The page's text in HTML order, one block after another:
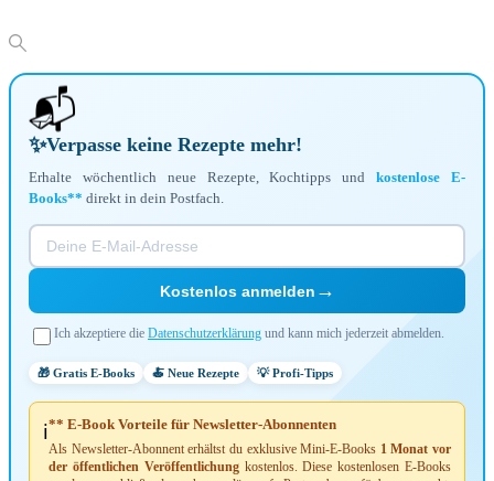
📬
✨Verpasse keine Rezepte mehr!
Erhalte wöchentlich neue Rezepte, Kochtipps undkostenlose E-
Books** direkt in dein Postfach.
Kostenlos anmelden →
Ich akzeptiere die Datenschutzerklärung und kann mich jederzeit abmelden.
🎁 Gratis E-Books 🍝 Neue Rezepte 💡 Profi-Tipps
ℹ️** E-Book Vorteile für Newsletter-Abonnenten
Als Newsletter-Abonnent erhältst du exklusive Mini-E-Books 1 Monat vor
der öffentlichen Veröffentlichungkostenlos. Diese kostenlosen E-Books